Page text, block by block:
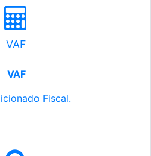
VAF
VAF
Fiscal.